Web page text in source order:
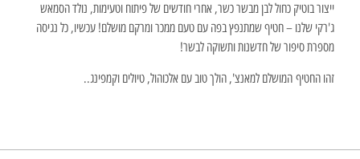
ייצור בוטיק כחול לבן מבשר כשר, אחרי חודשים של פיתוח וטעימות, נולד הסמאש
ג'רקי שלנו – חטיף שמתנפץ בפה עם טעם ממכר ומרקם מושלם! עכשיו, כל נגיסה
מספרת סיפור של חדשנות ותשוקה לבשר!
זהו החטיף המושלם למאנצ', הולך טוב עם אלכוהול, טיולים וקמפינג..